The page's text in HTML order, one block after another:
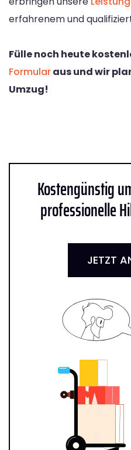
erfahrenem und
Fülle noch heute
Formularaus und wir
Umzug!
Kostengünstig
professionelle
JETZT